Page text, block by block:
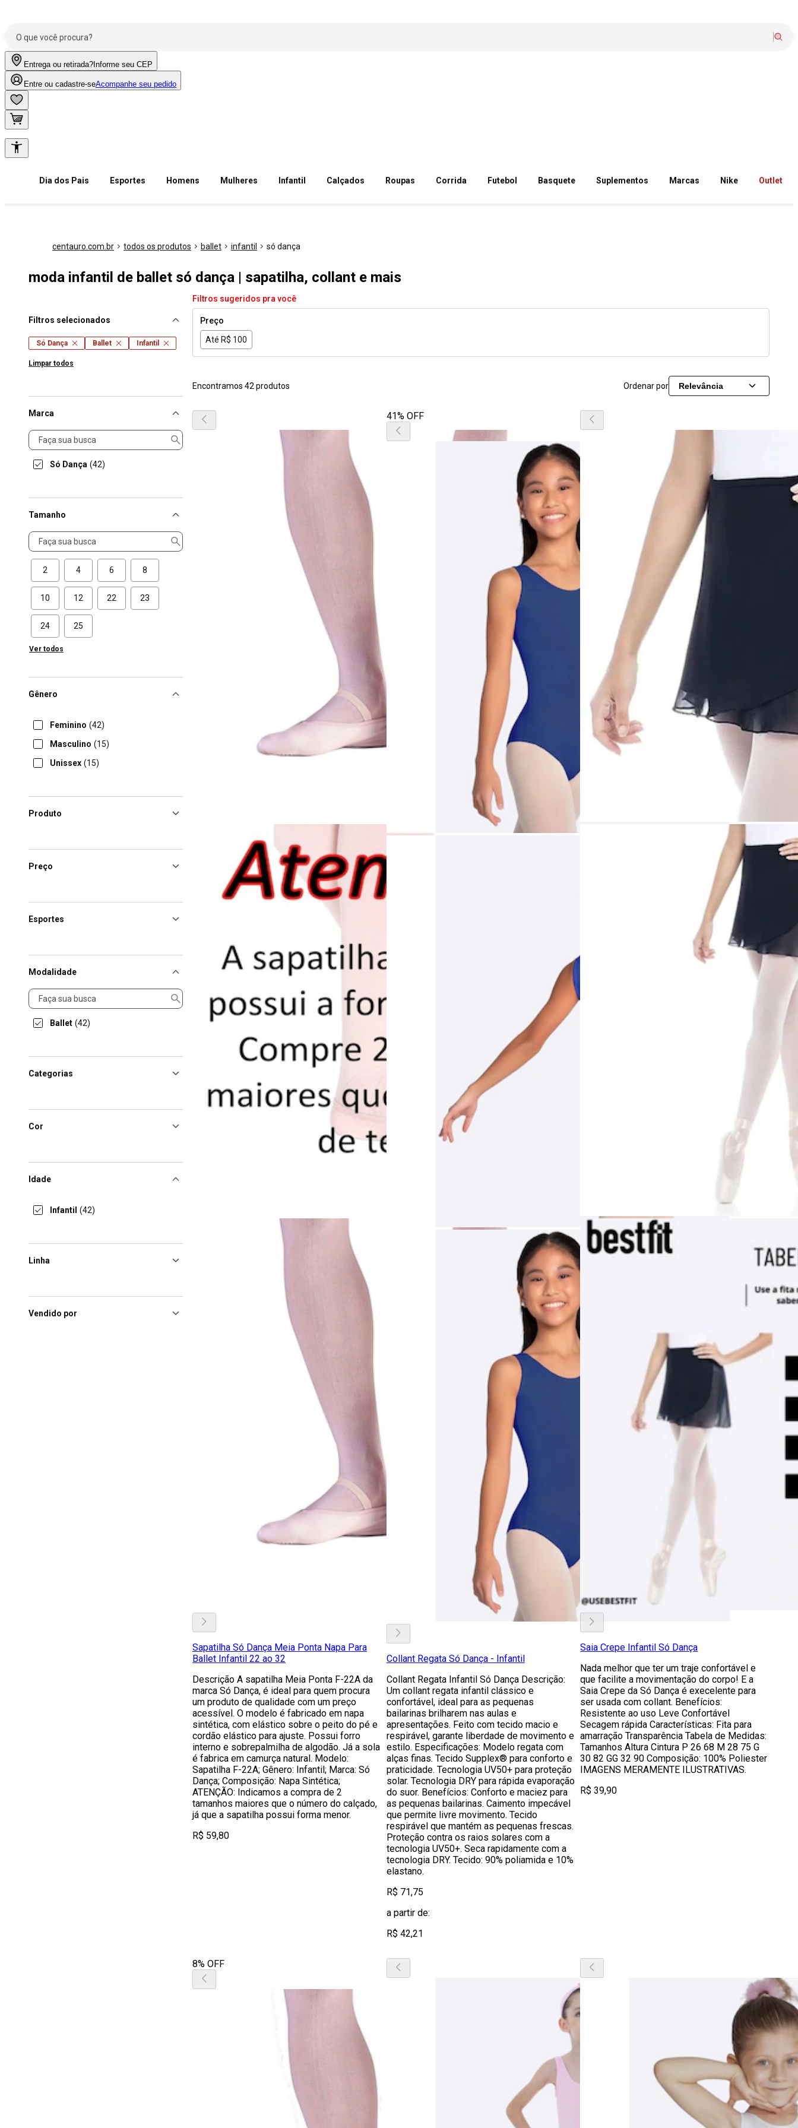
Entrega ou retirada? Informe seu CEP
Entre ou cadastre-seAcompanhe seu pedido
Dia dos Pais Esportes Homens Mulheres Infantil Calçados Roupas Corrida Futebol Basquete Suplementos Marcas Nike Outlet
centauro.com.br todos os produtos ballet infantil só dança
moda infantil de ballet só dança | sapatilha, collant e mais
Filtros selecionados
Só Dança Ballet Infantil
Limpar todos
Marca
Marca
Só Dança (42)
Tamanho
Tamanho
2 4 6 8
10 12 22 23
24 25
Ver todos
Gênero
Feminino (42)
Masculino (15)
Unissex (15)
Produto
Preço
Esportes
Modalidade
Modalidade
Ballet (42)
Categorias
Cor
Idade
Infantil (42)
Linha
Vendido por
Filtros sugeridos pra você
Preço
Até R$ 100
Encontramos 42 produtos Ordenar por Relevância
Sapatilha Só Dança Meia Ponta Napa Para
Ballet Infantil 22 ao 32
Descrição A sapatilha Meia Ponta F-22A da
marca Só Dança, é ideal para quem procura
um produto de qualidade com um preço
acessível. O modelo é fabricado em napa
sintética, com elástico sobre o peito do pé e
cordão elástico para ajuste. Possui forro
interno e sobrepalmilha de algodão. Já a sola
é fabrica em camurça natural. Modelo:
Sapatilha F-22A; Gênero: Infantil; Marca: Só
Dança; Composição: Napa Sintética;
ATENÇÃO: Indicamos a compra de 2
tamanhos maiores que o número do calçado,
já que a sapatilha possui forma menor.
R$ 59,80
41% OFF
Collant Regata Só Dança - Infantil
Collant Regata Infantil Só Dança Descrição:
Um collant regata infantil clássico e
confortável, ideal para as pequenas
bailarinas brilharem nas aulas e
apresentações. Feito com tecido macio e
respirável, garante liberdade de movimento e
estilo. Especificações: Modelo regata com
alças finas. Tecido Supplex® para conforto e
praticidade. Tecnologia UV50+ para proteção
solar. Tecnologia DRY para rápida evaporação
do suor. Benefícios: Conforto e maciez para
as pequenas bailarinas. Caimento impecável
que permite livre movimento. Tecido
respirável que mantém as pequenas frescas.
Proteção contra os raios solares com a
tecnologia UV50+. Seca rapidamente com a
tecnologia DRY. Tecido: 90% poliamida e 10%
elastano.
R$ 71,75
a partir de:
R$ 42,21
Saia Crepe Infantil Só Dança
Nada melhor que ter um traje confortável e
que facilite a movimentação do corpo! E a
Saia Crepe da Só Dança é execelente para
ser usada com collant. Benefícios:
Resistente ao uso Leve Confortável
Secagem rápida Características: Fita para
amarração Transparência Tabela de Medidas:
Tamanhos Altura Cintura P 26 68 M 28 75 G
30 82 GG 32 90 Composição: 100% Poliester
IMAGENS MERAMENTE ILUSTRATIVAS.
R$ 39,90
8% OFF